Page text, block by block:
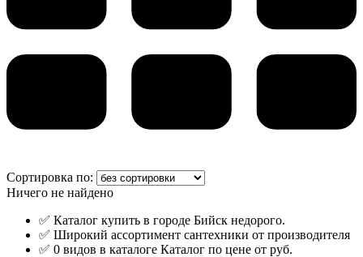
Сортировка по:
Ничего не найдено
✅ Каталог купить в городе Бийск недорого.
✅ Широкий ассортимент сантехники от производителя
✅ 0 видов в каталоге Каталог по цене от руб.